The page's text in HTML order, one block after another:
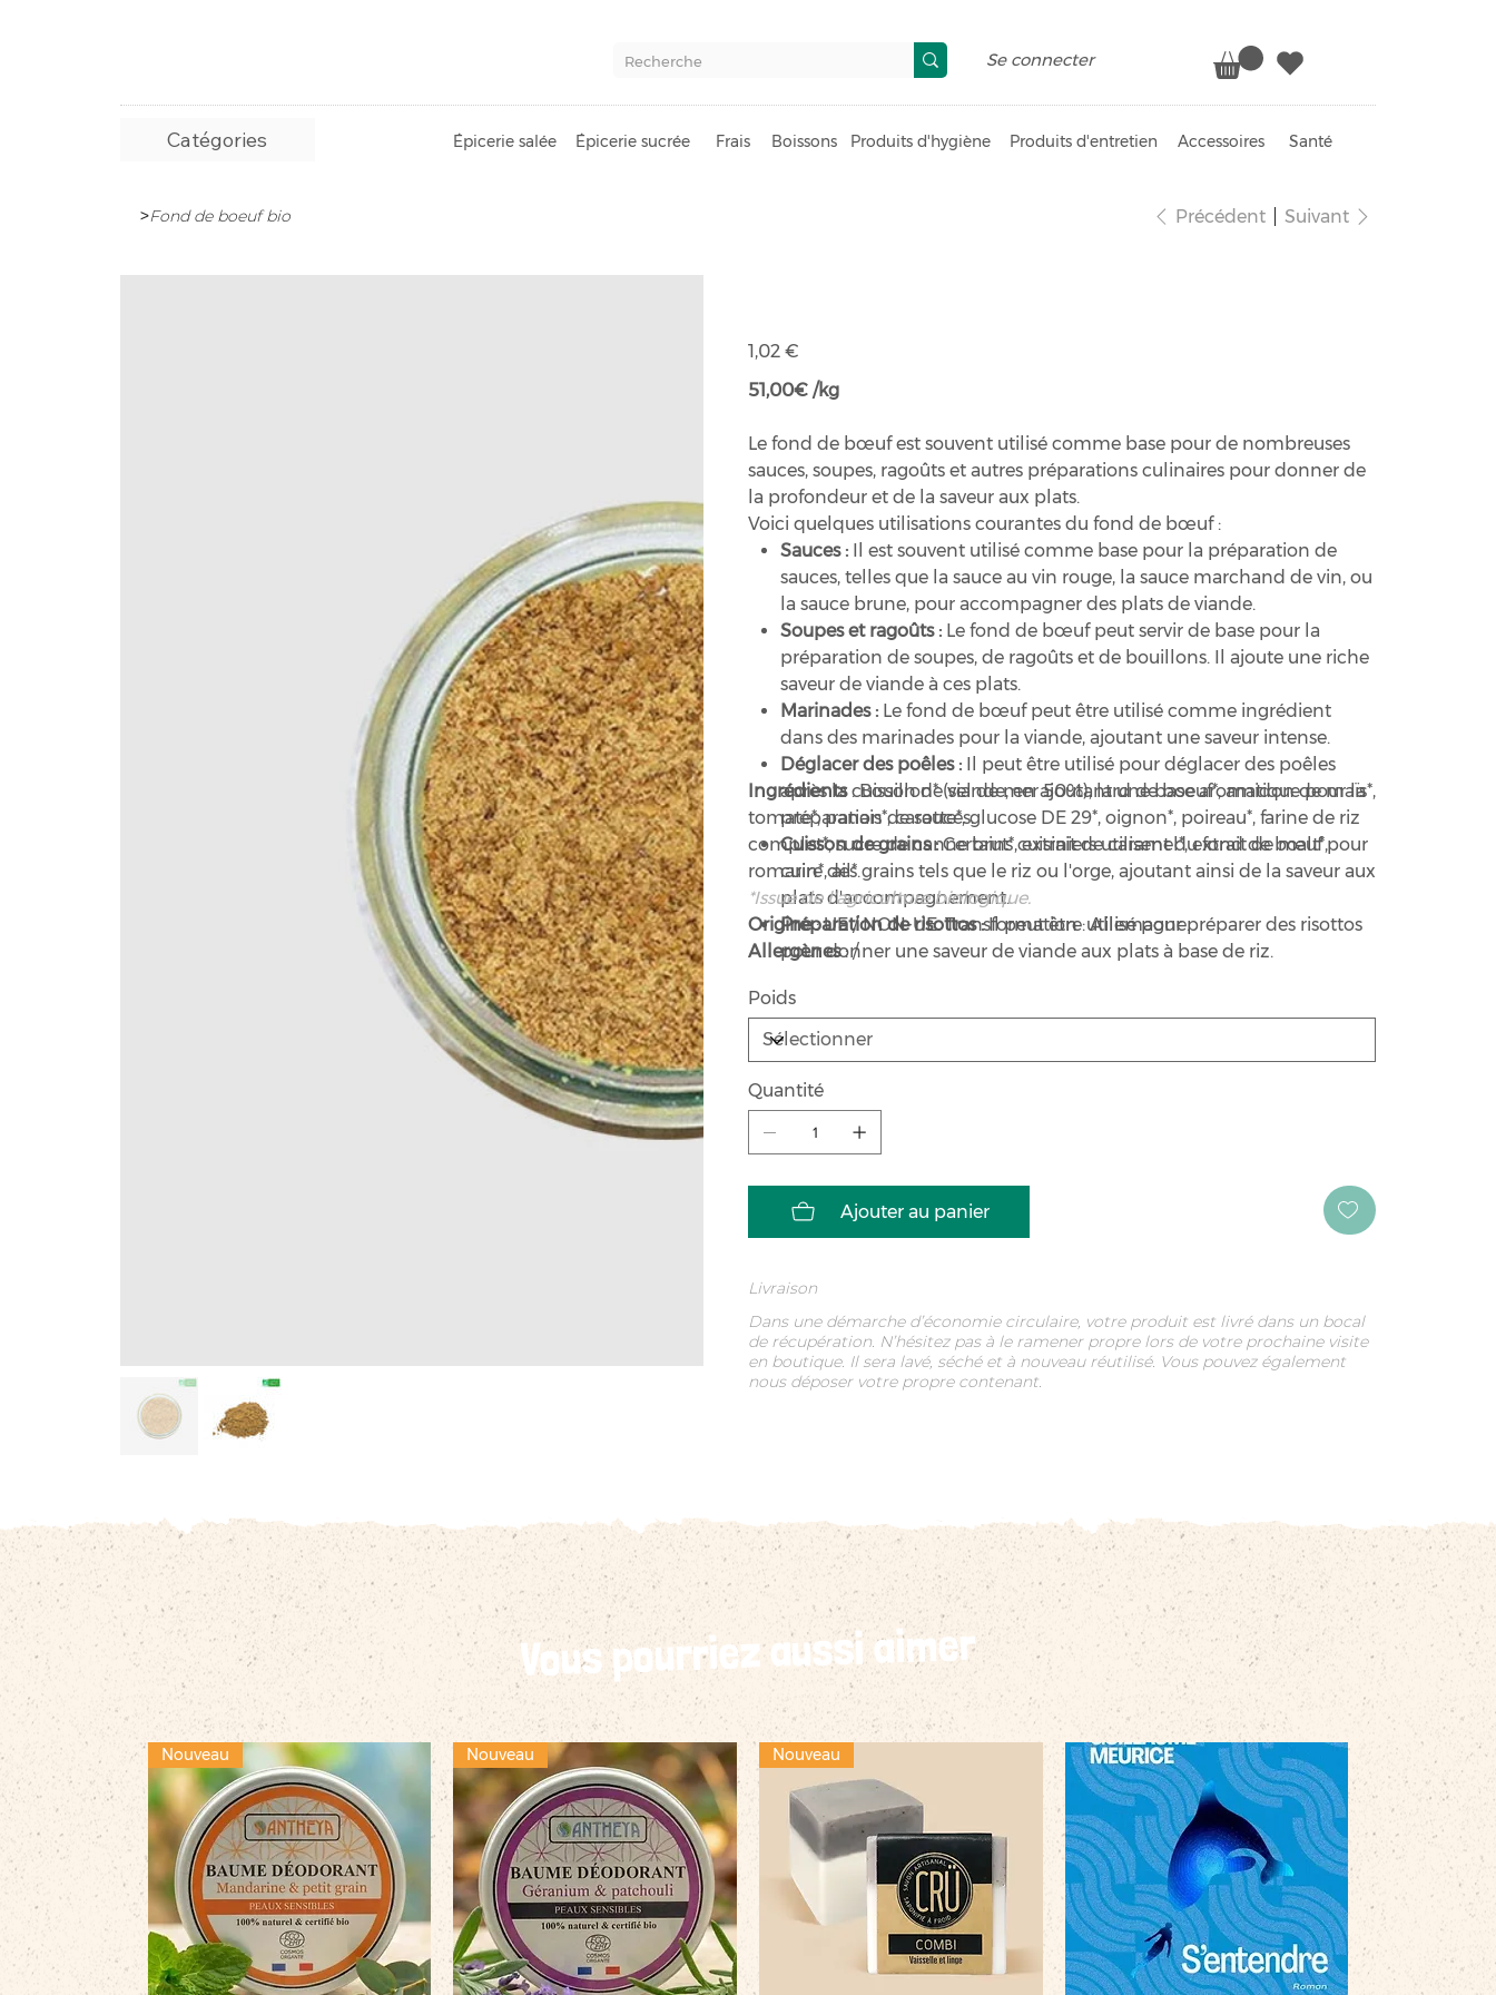
Catégories Épicerie salée Épicerie sucrée Frais Boissons Produits d'hygiène Produits d'entretien Accessoires Santé
Se connecter
>Fond de boeuf bio Précédent Suivant
Prix
1,02 €
51,00€ /kg
Le fond de bœuf est souvent utilisé comme base pour de nombreuses
sauces, soupes, ragoûts et autres préparations culinaires pour donner de
la profondeur et de la saveur aux plats.
Voici quelques utilisations courantes du fond de bœuf :
Sauces :Il est souvent utilisé comme base pour la préparation de
sauces, telles que la sauce au vin rouge, la sauce marchand de vin, ou
la sauce brune, pour accompagner des plats de viande.
Soupes et ragoûts :Le fond de bœuf peut servir de base pour la
préparation de soupes, de ragoûts et de bouillons. Il ajoute une riche
saveur de viande à ces plats.
Marinades :Le fond de bœuf peut être utilisé comme ingrédient
dans des marinades pour la viande, ajoutant une saveur intense.
Déglacer des poêles :Il peut être utilisé pour déglacer des poêles
après la cuisson de viande, en ajoutant une base aromatique pour la
préparation de sauces.
Cuisson de grains :Certains cuisiniers utilisent du fond de bœuf pour
cuire des grains tels que le riz ou l'orge, ajoutant ainsi de la saveur aux
plats d'accompagnement.
Préparation de risottos :Il peut être utilisé pour préparer des risottos
pour donner une saveur de viande aux plats à base de riz.
préparées ou des bouillons prêts à l'emploi, l'ajout d'un peu de fond
de bœuf peut les améliorer en termes de saveur et de profondeur.
Ingrédients: Bouillon* (sel de mer 50%), lard de boeuf*, amidon de maïs*,
tomate*, panais*, carotte*, glucose DE 29*, oignon*, poireau*, farine de riz
complet*, sucre de canne brut*, extrait de caramel*, extrait de malt*,
romarin*, ail*.
*Issue de l’agriculture biologique.
Origine: UE / NON-UE. Transformation : Allemagne.
Allergènes: /
Poids
Quantité
Ajouter au panier
Livraison
Dans une démarche d’économie circulaire, votre produit est livré dans un bocal
de récupération. N’hésitez pas à le ramener propre lors de votre prochaine visite
en boutique. Il sera lavé, séché et à nouveau réutilisé. Vous pouvez également
nous déposer votre propre contenant.
Vous pourriez aussi aimer
Nouveau Nouveau Nouveau